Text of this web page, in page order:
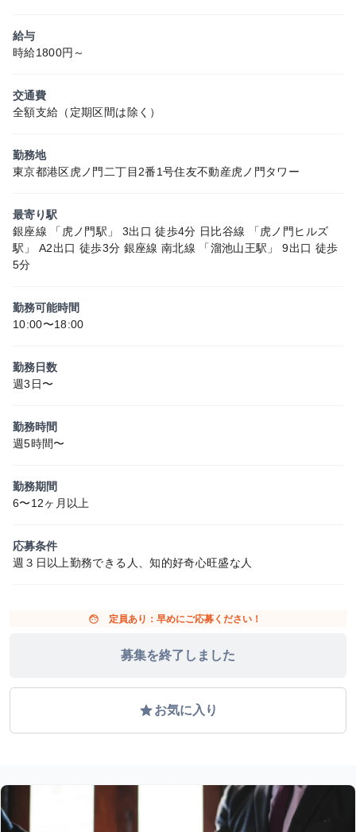
給与
時給1800円～
交通費
全額支給（定期区間は除く）
勤務地
東京都港区虎ノ門二丁目2番1号住友不動産虎ノ門タワー
最寄り駅
銀座線 「虎ノ門駅」 3出口 徒歩4分 日比谷線 「虎ノ門ヒルズ
駅」 A2出口 徒歩3分 銀座線 南北線 「溜池山王駅」 9出口 徒歩
5分
勤務可能時間
10:00〜18:00
勤務日数
週3日〜
勤務時間
週5時間〜
勤務期間
6〜12ヶ月以上
応募条件
週３日以上勤務できる人、知的好奇心旺盛な人
face 定員あり：早めにご応募ください！
募集を終了しました
gradeお気に入り